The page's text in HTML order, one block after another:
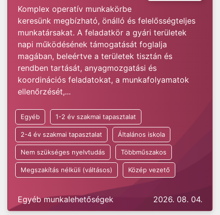
Komplex operatív munkakörbe
keresünk megbízható, önálló és felelősségteljes
munkatársakat. A feladatkör a gyári területek
napi működésének támogatását foglalja
magában, beleértve a területek tisztán és
rendben tartását, anyagmozgatási és
koordinációs feladatokat, a munkafolyamatok
ellenőrzését,...
Egyéb 1-2 év szakmai tapasztalat
2-4 év szakmai tapasztalat Általános iskola
Nem szükséges nyelvtudás Többműszakos
Megszakítás nélküli (váltásos) Közép vezető
Egyéb munkalehetőségek 2026. 08. 04.